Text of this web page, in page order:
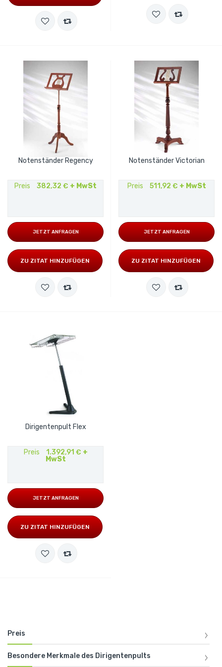
Preis
Besondere Merkmale des Dirigentenpults
Notenständer Regency
Preis 382,32 € + MwSt
JETZT ANFRAGEN
ZU ZITAT HINZUFÜGEN
Notenständer Victorian
Preis 511,92 € + MwSt
JETZT ANFRAGEN
ZU ZITAT HINZUFÜGEN
Dirigentenpult Flex
Preis 1.392,91 € +
MwSt
JETZT ANFRAGEN
ZU ZITAT HINZUFÜGEN